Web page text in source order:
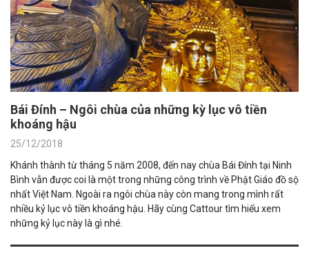
Bái Đính – Ngôi chùa của những kỳ lục vô tiền
khoáng hậu
25/12/2018
Khánh thành từ tháng 5 năm 2008, đến nay chùa Bái Đính tại Ninh
Bình vẫn được coi là một trong những công trình về Phật Giáo đồ sộ
nhất Việt Nam. Ngoài ra ngôi chùa này còn mang trong mình rất
nhiều kỷ lục vô tiền khoáng hậu. Hãy cùng Cattour tìm hiểu xem
những kỷ lục này là gì nhé.